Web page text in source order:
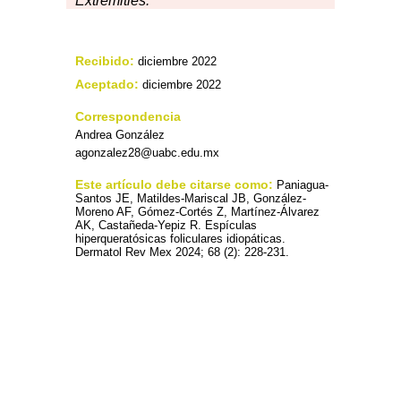
Recibido: diciembre 2022
Aceptado: diciembre 2022
Correspondencia
Andrea González
agonzalez28@uabc.edu.mx
Este artículo debe citarse como: Paniagua-
Santos JE, Matildes-Mariscal JB, González-
Moreno AF, Gómez-Cortés Z, Martínez-Álvarez
AK, Castañeda-Yepiz R. Espículas
hiperqueratósicas foliculares idiopáticas.
Dermatol Rev Mex 2024; 68 (2): 228-231.